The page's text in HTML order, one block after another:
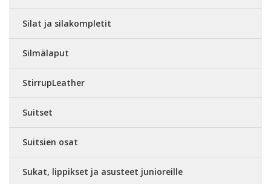
Silat ja silakompletit
Silmälaput
StirrupLeather
Suitset
Suitsien osat
Sukat, lippikset ja asusteet junioreille